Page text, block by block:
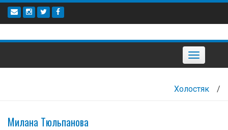
Наверх
Toggle
navigation
Холостяк /
Милана Тюльпанова